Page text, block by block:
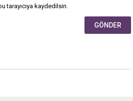
tarayıcıya kaydedilsin.